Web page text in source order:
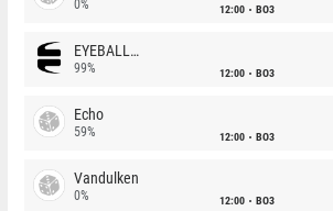
0% 12:00 BO3
EYEBALLERS
99% 12:00 BO3
Echo
59% 12:00 BO3
Vandulken
0% 12:00 BO3